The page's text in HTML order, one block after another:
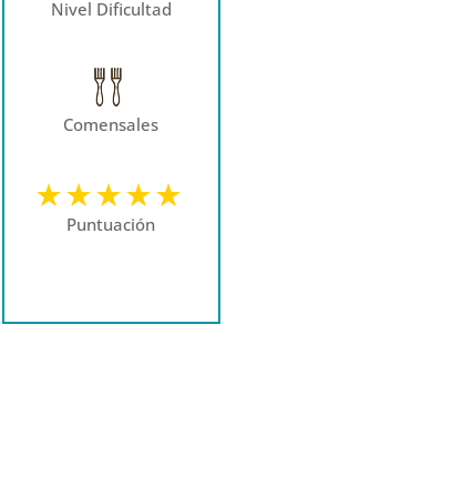
Nivel Dificultad
Comensales
Puntuación